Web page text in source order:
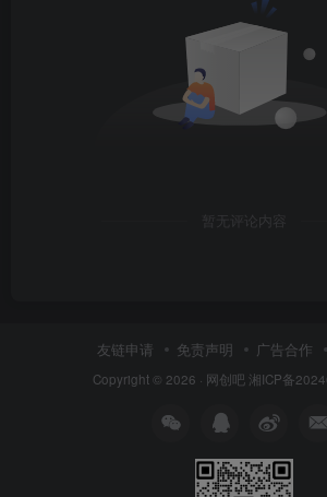
暂无评论内容
友链申请 免责声明 广告合作
Copyright © 2026 · 网创吧 湘ICP备